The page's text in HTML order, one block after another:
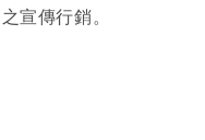
宣傳行銷。